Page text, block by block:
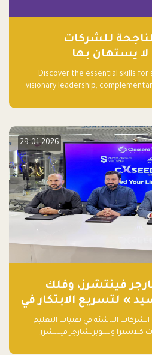
للشركات
لا يستهان بها
Discover the essential skills for
visionary leadership,
elevate your
29-01-2026
فينتشرز، وفلك
» لتسريع الابتكار في
العمل
الناشئة في تقنيات التعليم
كلاسيرا وسوبرتشارجر فينتشرز